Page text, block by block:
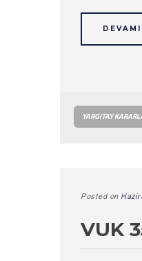
YARGITAY
Posted on
VUK